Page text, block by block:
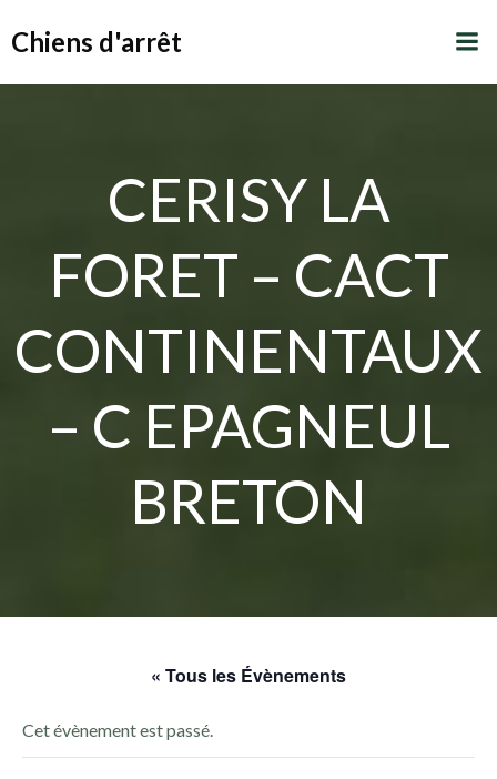
Chiens d'arrêt
CERISY LA
FORET – CACT
CONTINENTAUX
– C EPAGNEUL
BRETON
« Tous les Évènements
Cet évènement est passé.